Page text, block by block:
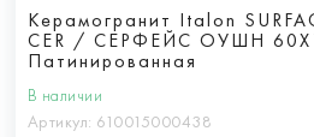
Керамогранит Italon
CER / СЕРФЕЙС ОУШН
Патинированная
В наличии
Артикул: 610015000438